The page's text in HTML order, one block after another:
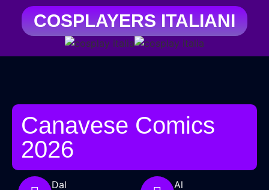
COSPLAYERS ITALIANI
Canavese Comics
2026
Dal
Al